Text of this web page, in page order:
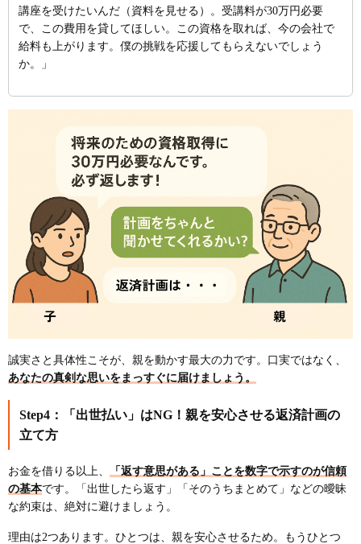
講座を受けたいんだ（資料を見せる）。受講料が30万円必要
で、この費用を貸してほしい。この資格を取れば、今の会社で
給料も上がります。僕の挑戦を応援してもらえないでしょう
か。」
誠実さと具体性こそが、親を動かす最大の力です。口実ではなく、
あなたの真剣な思いをまっすぐに届けましょう。
Step4：「出世払い」はNG！親を安心させる返済計画の
立て方
お金を借りる以上、
「返す意思がある」ことを数字で示すのが信頼
の基本です。「出世したら返す」「そのうちまとめて」などの曖昧
な約束は、絶対に避けましょう。
理由は2つあります。ひとつは、親を安心させるため。もうひとつ